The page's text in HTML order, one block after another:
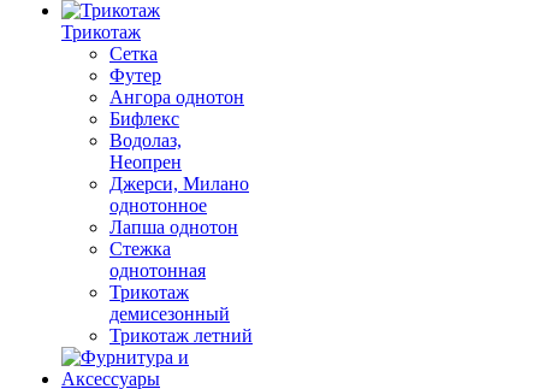
Трикотаж
Сетка
Футер
Ангора однотон
Бифлекс
Водолаз,
Неопрен
Джерси, Милано
однотонное
Лапша однотон
Стежка
однотонная
Трикотаж
демисезонный
Трикотаж летний